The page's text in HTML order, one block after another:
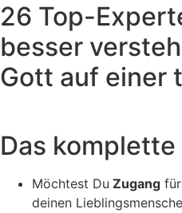
26 Top-
besser
Gott auf einer
Das
Möchtest Du Zugang
deinen